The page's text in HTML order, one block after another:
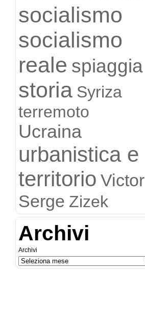
socialismo
socialismo
reale spiaggia
storia Syriza
terremoto
Ucraina
urbanistica e
territorio Victor
Serge Zizek
Archivi
Archivi